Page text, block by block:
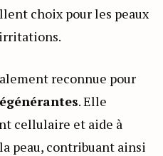
choix pour les peaux
reconnue pour
. Elle
cellulaire et aide à
peau, contribuant ainsi